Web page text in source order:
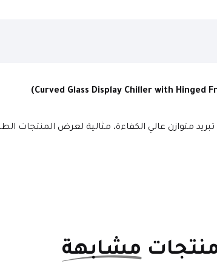
متوازن عالي الكفاءة، مثالية لعرض المنتجات
مشابهة